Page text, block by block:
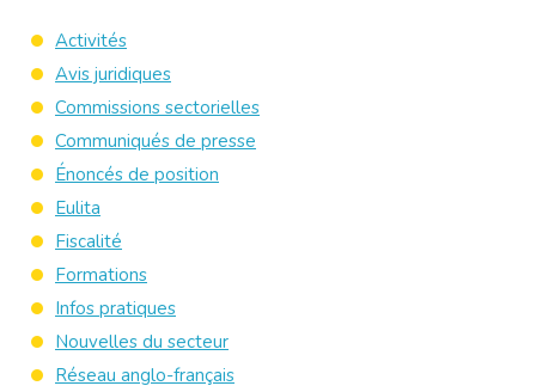
Activités
Avis juridiques
Commissions sectorielles
Communiqués de presse
Énoncés de position
Eulita
Fiscalité
Formations
Infos pratiques
Nouvelles du secteur
Réseau anglo-français